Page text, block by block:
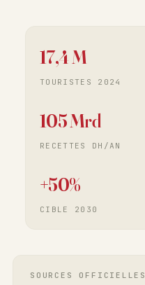
17,4 M
TOURISTES 2024
105 Mrd
RECETTES DH/AN
+50%
CIBLE 2030
SOURCES OFFICIELLES